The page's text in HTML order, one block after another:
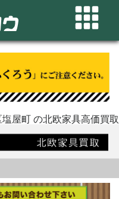
屋町 の北欧家具高価買取